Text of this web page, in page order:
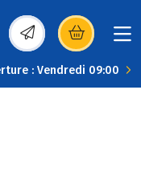
(s’ouvre dans une
: Vendredi 09:00